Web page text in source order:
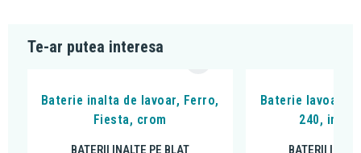
Te-ar putea interesa
Baterie inalta de lavoar, Ferro,
Fiesta, crom
BATERII INALTE PE BLAT
Baterie lavoar,
240,
BATERII